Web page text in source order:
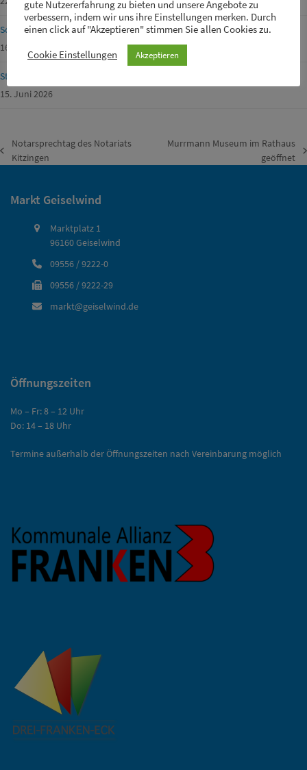
Schülerbetreuer m/w/d für unsere Drei-Franken-Grundschule gesucht
16. Juni 2026
Straßensperrungen von Gemeinde-, Kreis-, Staats- und Fernstraßen
15. Juni 2026
vorheriger
Notarsprechtag des Notariats
Kitzingen
Murrmann Museum im Rathaus
geöffnet
Markt Geiselwind
Marktplatz 1
96160 Geiselwind
09556 / 9222-0
09556 / 9222-29
markt@geiselwind.de
Öffnungszeiten
Mo – Fr: 8 – 12 Uhr
Do: 14 – 18 Uhr
Termine außerhalb der Öffnungszeiten nach Vereinbarung möglich
gute Nutzererfahrung zu bieten und unsere Angebote zu
verbessern, indem wir uns ihre Einstellungen merken. Durch
einen click auf "Akzeptieren" stimmen Sie allen Cookies zu.
Cookie Einstellungen Akzeptieren